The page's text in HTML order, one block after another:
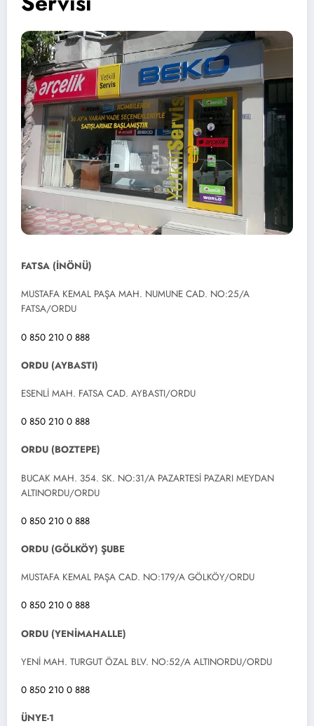
FATSA (İNÖNÜ)
MUSTAFA KEMAL PAŞA MAH. NUMUNE CAD. NO:25/A
FATSA/ORDU
0 850 210 0 888
ORDU (AYBASTI)
ESENLİ MAH. FATSA CAD. AYBASTI/ORDU
0 850 210 0 888
ORDU (BOZTEPE)
BUCAK MAH. 354. SK. NO:31/A PAZARTESİ PAZARI MEYDAN
ALTINORDU/ORDU
0 850 210 0 888
ORDU (GÖLKÖY) ŞUBE
MUSTAFA KEMAL PAŞA CAD. NO:179/A GÖLKÖY/ORDU
0 850 210 0 888
ORDU (YENİMAHALLE)
YENİ MAH. TURGUT ÖZAL BLV. NO:52/A ALTINORDU/ORDU
0 850 210 0 888
ÜNYE-1